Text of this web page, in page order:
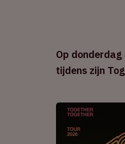
Op
tijdens zijn